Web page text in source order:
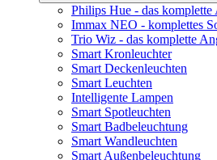
Philips Hue - das komplette
Immax NEO - komplettes
Trio Wiz - das komplette
Smart Kronleuchter
Smart Deckenleuchten
Smart Leuchten
Intelligente Lampen
Smart Spotleuchten
Smart Badbeleuchtung
Smart Wandleuchten
Smart Außenbeleuchtung